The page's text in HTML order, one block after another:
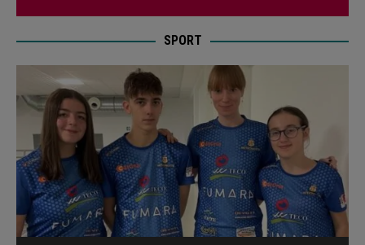
SPORT